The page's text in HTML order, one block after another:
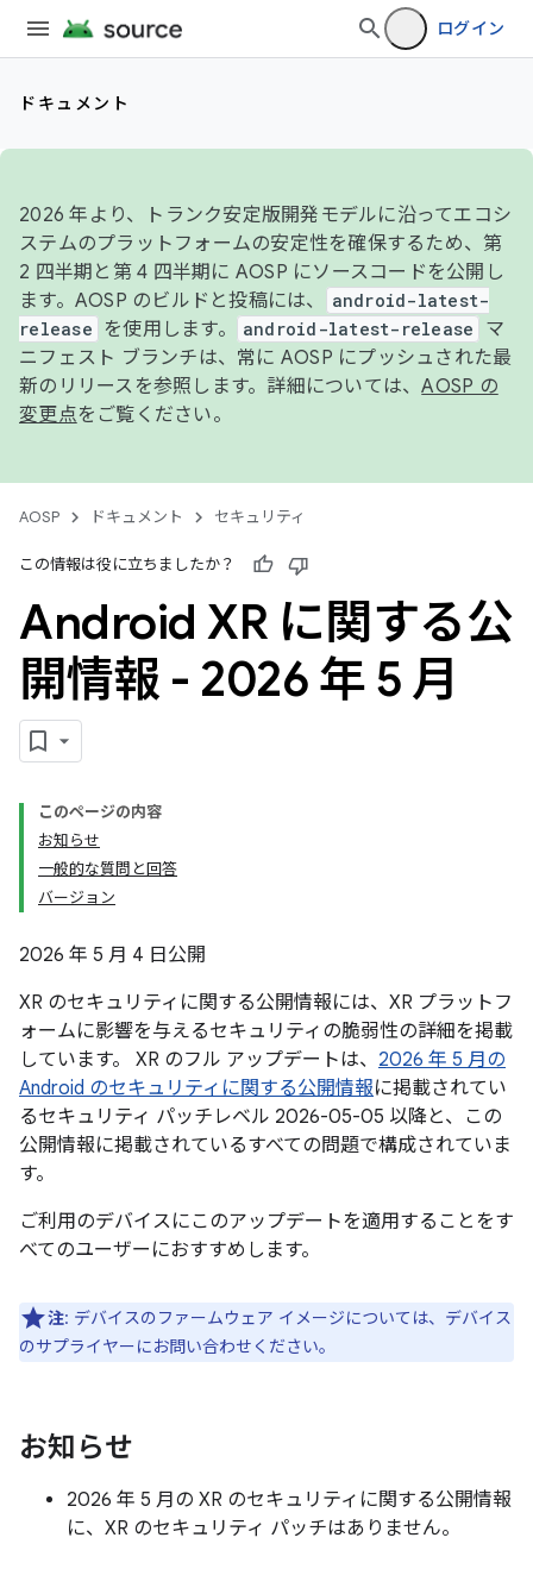
ログイン
ドキュメント
2026 年より、トランク安定版開発モデルに沿ってエコシ
ステムのプラットフォームの安定性を確保するため、第
2 四半期と第 4 四半期に AOSP にソースコードを公開し
ます。AOSP のビルドと投稿には、
android-latest-
release
を使用します。 android-latest-release
マ
ニフェスト ブランチは、常に AOSP にプッシュされた最
新のリリースを参照します。詳細については、AOSP の
変更点をご覧ください。
AOSP ドキュメント セキュリティ
この情報は役に立ちましたか？
Android XR に関する公
開情報 - 2026 年 5 月
このページの内容
お知らせ
一般的な質問と回答
バージョン
2026 年 5 月 4 日公開
XR のセキュリティに関する公開情報には、XR プラットフ
ォームに影響を与えるセキュリティの脆弱性の詳細を掲載
しています。 XR のフル アップデートは、 2026 年 5 月の
Android のセキュリティに関する公開情報に掲載されてい
るセキュリティ パッチレベル 2026-05-05 以降と、この
公開情報に掲載されているすべての問題で構成されていま
す。
ご利用のデバイスにこのアップデートを適用することをす
べてのユーザーにおすすめします。
注: デバイスのファームウェア イメージについては、デバイス
のサプライヤーにお問い合わせください。
お知らせ
2026 年 5 月の XR のセキュリティに関する公開情報
に、XR のセキュリティ パッチはありません。